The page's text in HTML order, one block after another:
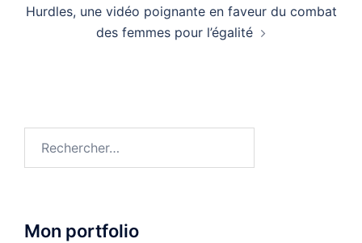
Hurdles, une vidéo poignante en faveur du combat
des femmes pour l’égalité
Mon portfolio